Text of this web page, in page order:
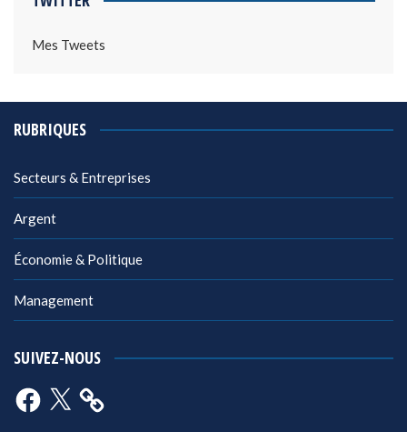
Mes Tweets
RUBRIQUES
Secteurs & Entreprises
Argent
Économie & Politique
Management
SUIVEZ-NOUS
Facebook
X